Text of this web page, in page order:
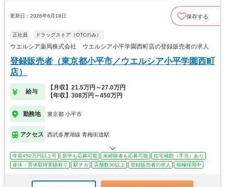
更新日：2026年6月18日 保存する
正社員 ドラッグストア（OTCのみ）
ウエルシア薬局株式会社 ウエルシア小平学園西町店の登録販売者の求人
登録販売者（東京都小平市／ウエルシア小平学園西町
店）
給与
【月収】21.5万円～27.0万円
【年収】308万円～450万円
勤務地 東京都 小平市
アクセス 西武多摩湖線 青梅街道駅
年収450万円以上可 新卒も応募可能 未経験者も応募可能
住宅補助（手当）あり
産休・育休取得実績有り
駅チカ 店舗数30以上 登録販売者の求人 積極採用中